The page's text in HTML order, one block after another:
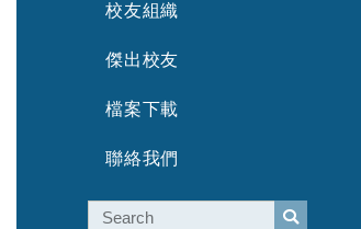
校友組織
傑出校友
檔案下載
聯絡我們